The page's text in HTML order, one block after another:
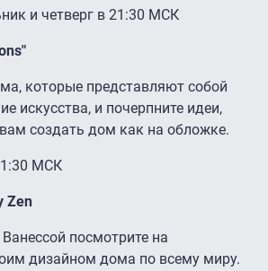
и четверг в 21:30 МСК
которые представляют собой
искусства, и почерпните идеи,
создать дом как на обложке.
МСК
Zen
посмотрите на
дизайном дома по всему миру.